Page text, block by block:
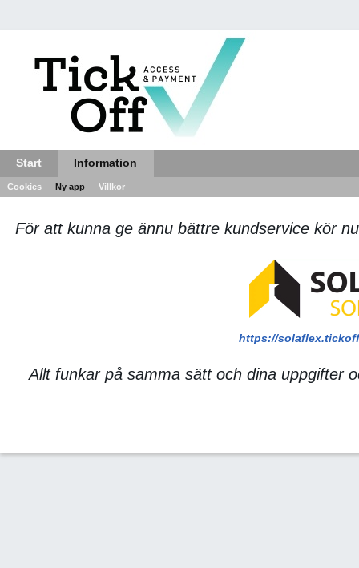
Start Information
Cookies Ny app Villkor
För att kunna ge ännu bättre kundservice kör
https://
Allt funkar på samma sätt och dina uppgifter